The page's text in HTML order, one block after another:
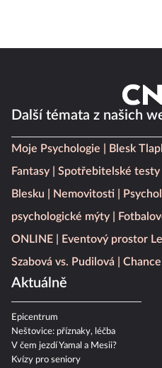
Další témata z našich
Moje Psychologie Blesk
Fantasy
Spotřebitelské testy
Blesku
Nemovitosti
psychologické mýty
ONLINE
Eventový prostor
Szabová vs. Pudilová
Aktuálně
Epicentrum
Neštovice: příznaky, léčba
V čem jezdí Yamal a Mesii?
Kvízy pro seniory